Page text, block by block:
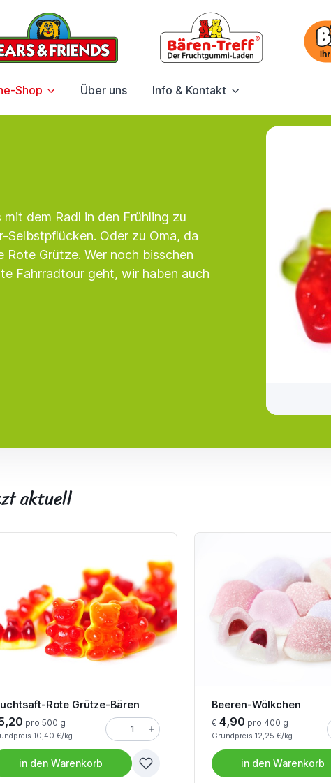
Shop Über uns Info & Kontakt
dem Radl in den Frühling zu
Selbstpflücken. Oder zu Oma, da
Grütze. Wer noch bisschen
Fahrradtour geht, wir haben auch
aktuell
Rote Grütze-Bären
pro 500 g
10,40 €/kg
in den Warenkorb
Beeren-Wölkchen
€ 4,90 pro 400 g
Grundpreis 12,25 €/kg
in den Warenkorb